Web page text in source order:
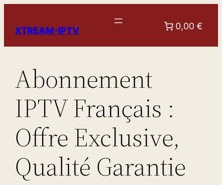
contenu
XTREAM-IPTV 0,00 €
Abonnement
IPTV Français :
Offre Exclusive,
Qualité Garantie